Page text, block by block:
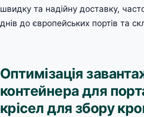
швидку та надійну доставку,
днів до європейських портів та
Оптимізація
контейнера для
крісел для збору